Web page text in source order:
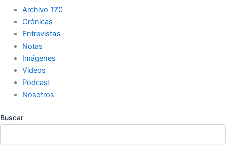
Archivo 170
Crónicas
Entrevistas
Notas
Imágenes
Videos
Podcast
Nosotros
Buscar